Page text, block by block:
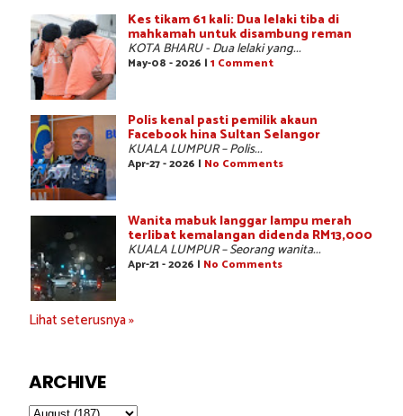
Kes tikam 61 kali: Dua lelaki tiba di
mahkamah untuk disambung reman
KOTA BHARU - Dua lelaki yang...
May-08 - 2026 | 1 Comment
Polis kenal pasti pemilik akaun
Facebook hina Sultan Selangor
KUALA LUMPUR – Polis...
Apr-27 - 2026 | No Comments
Wanita mabuk langgar lampu merah
terlibat kemalangan didenda RM13,000
KUALA LUMPUR – Seorang wanita...
Apr-21 - 2026 | No Comments
Lihat seterusnya »
ARCHIVE